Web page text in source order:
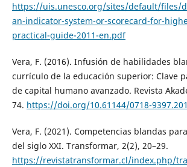
https://uis.unesco.org/sites/default/files/
an-indicator-system-or-scorecard-for-
practical-guide-2011-en.pdf
Vera, F. (2016). Infusión de habilidades
currículo de la educación superior: Clave
de capital humano avanzado. Revista
74. https://doi.org/10.61144/0718-
Vera, F. (2021). Competencias blandas
del siglo XXI. Transformar, 2(2), 20–29.
https://revistatransformar.cl/index.php/